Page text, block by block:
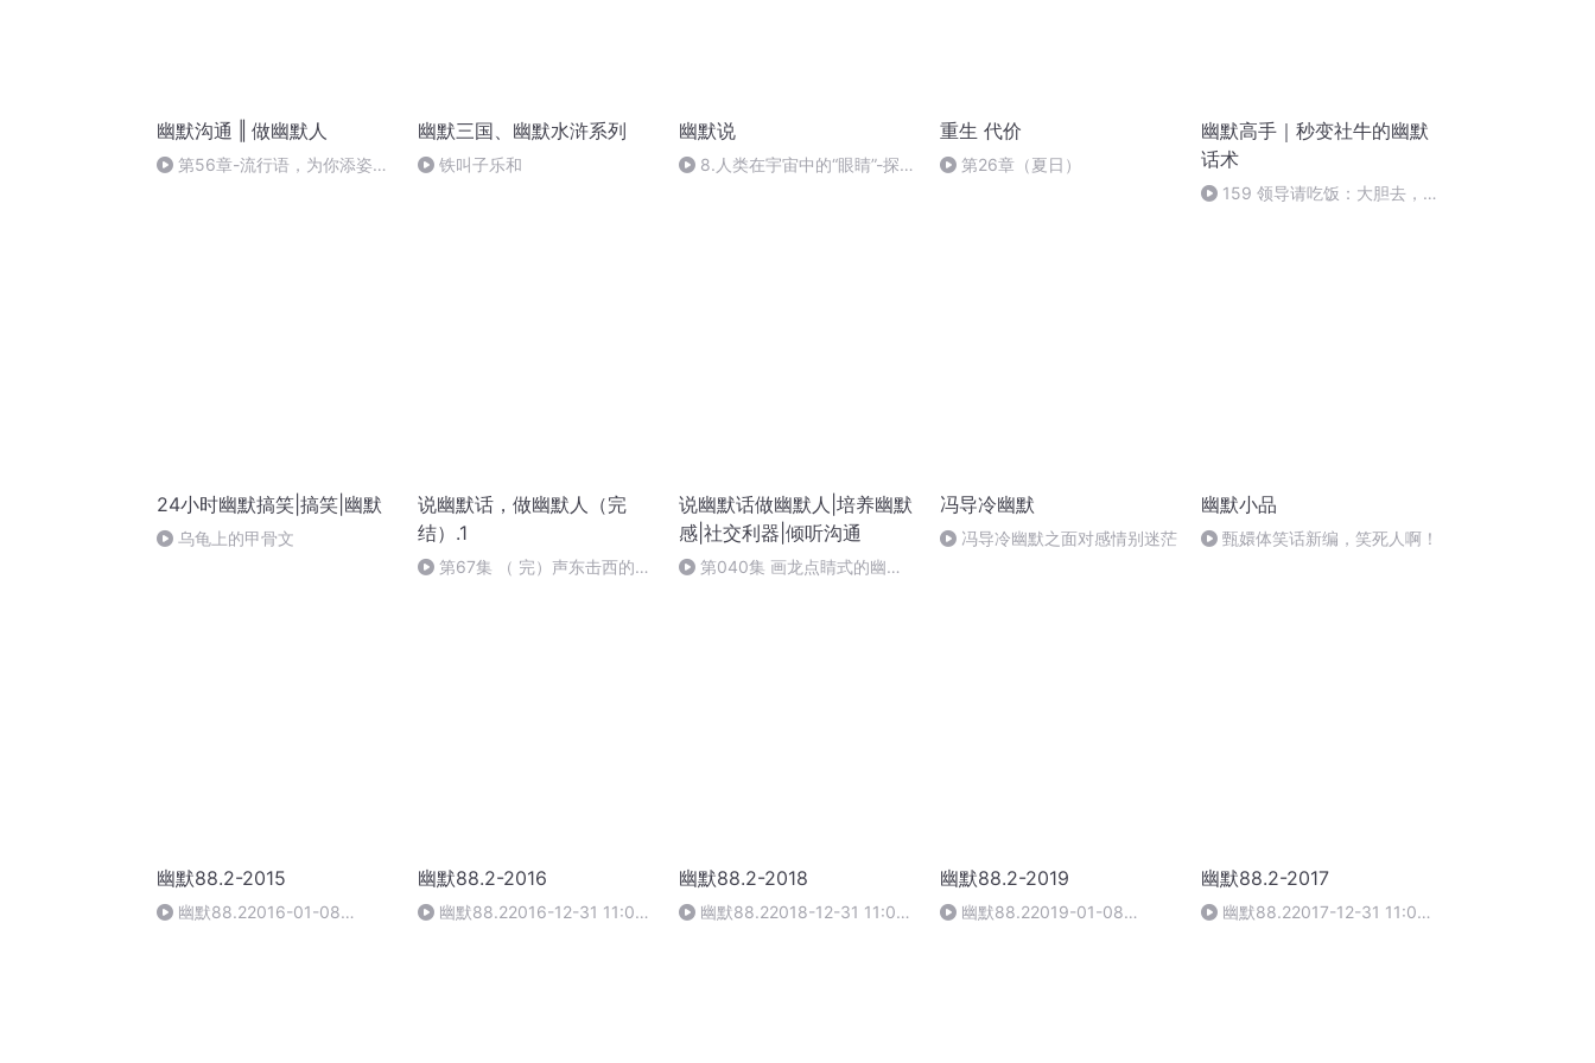
幽默沟通 ‖ 做幽默人
第56章-流行语，为你添姿着
幽默三国、幽默水浒系列
铁叫子乐和
幽默说
8.人类在宇宙中的“眼睛”-探测
重生 代价
第26章（夏日）
幽默高手｜秒变社牛的幽默
话术
159 领导请吃饭：大胆去，
24小时幽默搞笑|搞笑|幽默
乌龟上的甲骨文
说幽默话，做幽默人（完
结）.1
第67集 （ 完）声东击西的幽
说幽默话做幽默人|培养幽默
感|社交利器|倾听沟通
第040集 画龙点睛式的幽默&
冯导冷幽默
冯导冷幽默之面对感情别迷茫
幽默小品
甄嬛体笑话新编，笑死人啊！
幽默88.2-2015
幽默88.22016-01-08
幽默88.2-2016
幽默88.22016-12-31 11:00-
幽默88.2-2018
幽默88.22018-12-31 11:00-
幽默88.2-2019
幽默88.22019-01-08
幽默88.2-2017
幽默88.22017-12-31 11:00-